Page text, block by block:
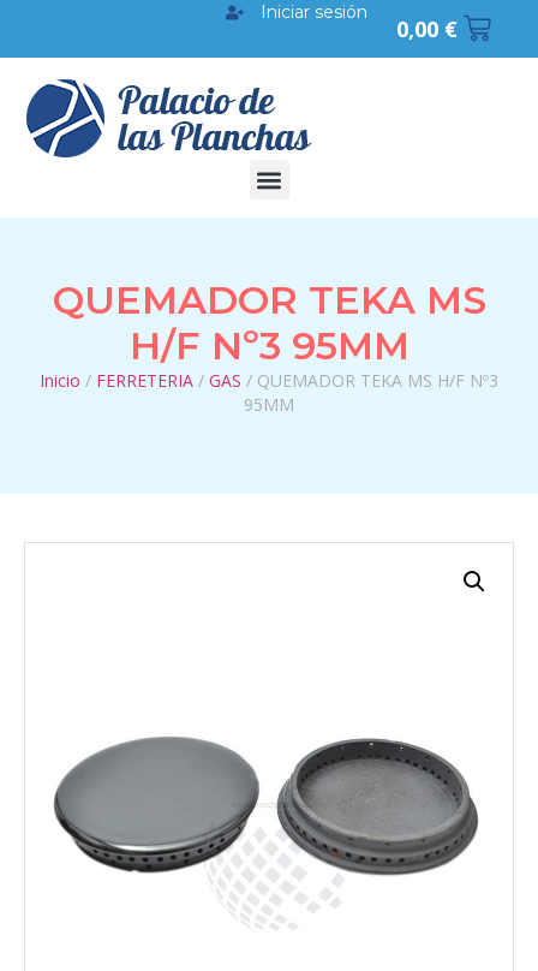
0,00 €
Iniciar sesión
QUEMADOR TEKA MS
H/F Nº3 95MM
Inicio / FERRETERIA / GAS / QUEMADOR TEKA MS H/F Nº3
95MM